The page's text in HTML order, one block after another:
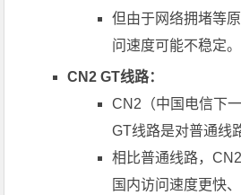
但由于网络拥堵等
问速度可能不稳定。
CN2 GT线路：
CN2（中国电信下一
GT线路是对普通线
相比普通线路，
国内访问速度更快、